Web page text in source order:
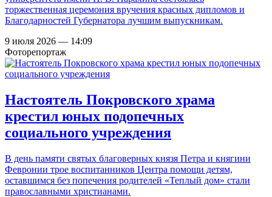
торжественная церемония вручения красных дипломов и
Благодарностей Губернатора лучшим выпускникам.
9 июля 2026 — 14:09
Фоторепортаж
Настоятель Покровского храма
крестил юных подопечных
социального учреждения
В день памяти святых благоверных князя Петра и княгини
Февронии трое воспитанников Центра помощи детям,
оставшимся без попечения родителей «Теплый дом» стали
православными христианами.